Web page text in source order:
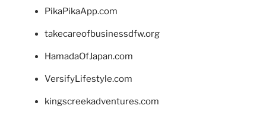
PikaPikaApp.com
takecareofbusinessdfw.org
HamadaOfJapan.com
VersifyLifestyle.com
kingscreekadventures.com